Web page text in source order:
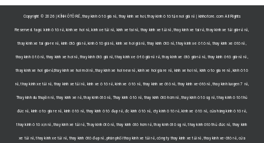
Copyright © 2026 | KÍNH ÔTÔ RẺ, thay kính ô tô giá rẻ, thay kính xe hơi, thay kính ô tô tận nơi giá rẻ | kinhotore.com All Rights
Reserved. tags: kính ô tô rẻ, kính xe hơi rẻ, kính xe tải rẻ, kinh xe tai rẻ, thay kính xe tải rẻ, thay kinh xe tai rẻ, thay kính xe tải giá-rẻ rẻ,
thay kinh xe tai gia-re rẻ, kính ôtô giá rẻ, kính ô tô giá rẻ, kính xe hơi giá rẻ, thay kính ôtô rẻ, thay kính xe ô tô rẻ, thay kính xe ôtô rẻ,
thay kính ô tô rẻ, thay kính xe hơi rẻ, thay kính ôtô giá rẻ, thay kính xe ô-tô giá-rẻ rẻ, thay kính xe ôtô giá-rẻ rẻ, thay kính ô-tô giá-rẻ rẻ,
thay kính xe hơi giá-rẻ,thay kính xe hơi mới rẻ, thay kính xe hơi new rẻ, kinh xe hoi gia re rẻ, kính xe hơi rẻ, kinh o to gia re rẻ, kính ô tô
rẻ, thay kính xe tải rẻ, thay kính xe tải rẻ, kính xe ô tô rẻ, kính xe ô tô rẻ, thay kính xe ôtô rẻ, thay kính xe-ôtô rẻ, thay kính luxgen 7 rẻ,
Thay kinh du thuyền rẻ, thay kính xe rẻ, thay kính ôtô rẻ, Thay kinh ô tô rẻ, thay kính ôtô hcm rẻ, thay kính ô tô sg rẻ, thay kính ô tô thủ
đức rẻ, kinh o to gia re rẻ, kính ô tô rẻ, thay kính ô tô đẹp rẻ, đc kính ô tô rẻ, cty kính ô tô rẻ, kính xe ô tô rẻ, cửa hàng kính ô tô rẻ,
thay kính ô tô xịn rẻ, thay kính xe tải rẻ, Thay kinh ôtô rẻ, thay kính ôtô hcm rẻ, thay kính ôtô sg rẻ, thay kính ôtô thủ đức rẻ, thay kính
xe tải rẻ, thay kính xe tải rẻ, thay kính ôtô đẹp rẻ, phân phối thay kính xe tải rẻ, công ty thay kính xe tải rẻ, thay kính xe-ôtô rẻ, cửa